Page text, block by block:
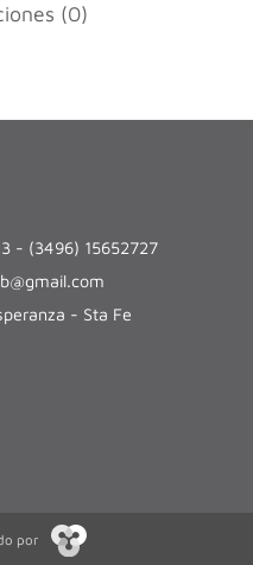
(0)
- (3496) 15652727
- Sta Fe
por